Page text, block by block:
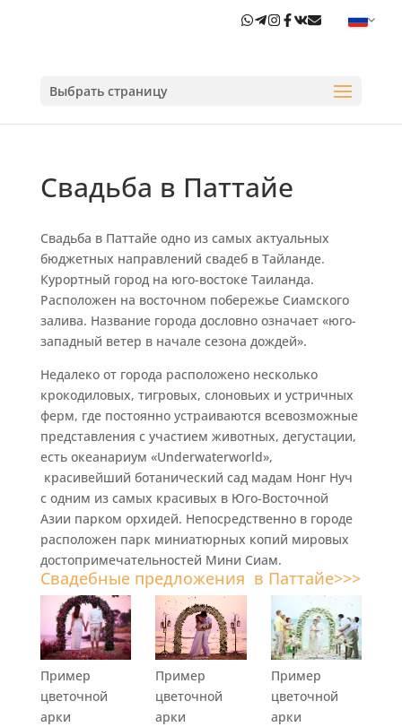
Выбрать страницу
Свадьба в Паттайе
Свадьба в Паттайе одно из самых актуальных
бюджетных направлений свадеб в Тайланде.
Курортный город на юго-востоке Таиланда.
Расположен на восточном побережье Сиамского
залива. Название города дословно означает «юго-
западный ветер в начале сезона дождей».
Недалеко от города расположено несколько
крокодиловых, тигровых, слоновьих и устричных
ферм, где постоянно устраиваются всевозможные
представления с участием животных, дегустации,
есть океанариум «Underwaterworld»,
красивейший ботанический сад мадам Нонг Нуч
с одним из самых красивых в Юго-Восточной
Азии парком орхидей. Непосредственно в городе
расположен парк миниатюрных копий мировых
достопримечательностей Мини Сиам.
Свадебные предложения в Паттайе>>>
Пример
цветочной
арки
Пример
цветочной
арки
Пример
цветочной
арки